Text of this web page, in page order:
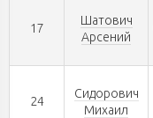
17
Шатович
Арсений
24
Сидорович
Михаил